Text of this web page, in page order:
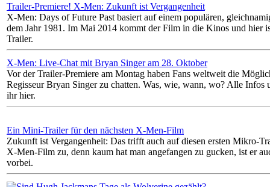
Trailer-Premiere! X-Men: Zukunft ist Vergangenheit
X-Men: Days of Future Past basiert auf einem populären,
dem Jahr 1981. Im Mai 2014 kommt der Film in die Kinos und hier
Trailer.
X-Men: Live-Chat mit Bryan Singer am 28. Oktober
Vor der Trailer-Premiere am Montag haben Fans weltweit die
Regisseur Bryan Singer zu chatten. Was, wie, wann, wo? Alle Infos
ihr hier.
Ein Mini-Trailer für den nächsten X-Men-Film
Zukunft ist Vergangenheit: Das trifft auch auf diesen ersten Mikro-
X-Men-Film zu, denn kaum hat man angefangen zu gucken, ist er
vorbei.